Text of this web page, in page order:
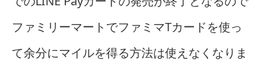
ファミリーマートでファミマTカードを使っ
て余分にマイルを得る方法は使えなくなりま